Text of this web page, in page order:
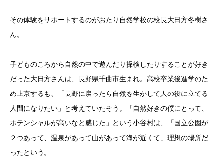
その体験をサポートするのがおたり自然学校の校長大日方冬樹さ
ん。
子どものころから自然の中で遊んだり探検したりすることが好き
だった大日方さんは、長野県千曲市生まれ。高校卒業後進学のた
め上京するも、「長野に戻ったら自然を生かして人の役に立てる
人間になりたい」と考えていたそう。「自然好きの僕にとって、
ポテンシャルが高いなと感じた」という小谷村は、「国立公園が
２つあって、温泉があって山があって海が近くて」理想の場所だ
ったという。